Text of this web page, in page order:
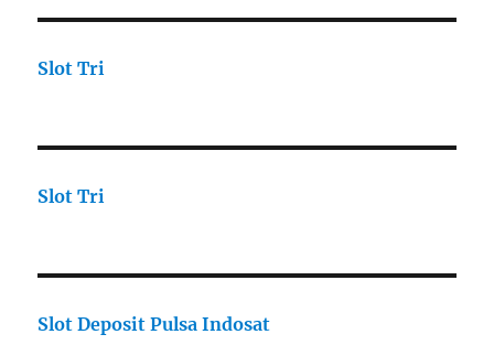
Slot Tri
Slot Tri
Slot Deposit Pulsa Indosat